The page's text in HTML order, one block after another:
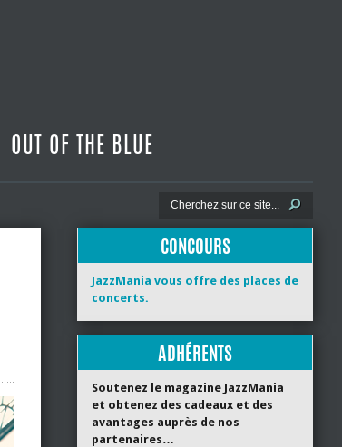
OUT OF THE BLUE
CONCOURS
JazzMania vous offre des places de
concerts.
ADHÉRENTS
Soutenez le magazine JazzMania
et obtenez des cadeaux et des
avantages auprès de nos
partenaires…